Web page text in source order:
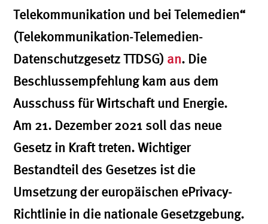
Telekommunikation und bei Telemedien“
(Telekommunikation-Telemedien-
Datenschutzgesetz TTDSG) an. Die
Beschlussempfehlung kam aus dem
Ausschuss für Wirtschaft und Energie.
Am 21. Dezember 2021 soll das neue
Gesetz in Kraft treten. Wichtiger
Bestandteil des Gesetzes ist die
Umsetzung der europäischen ePrivacy-
Richtlinie in die nationale Gesetzgebung.